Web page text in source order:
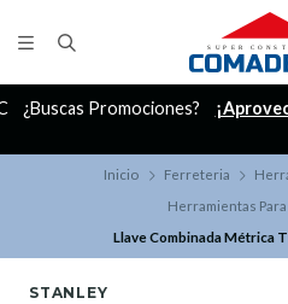
¿Buscas Promociones?
Inicio Ferreteria
Herramientas
Llave Combinada Métrica
STANLEY